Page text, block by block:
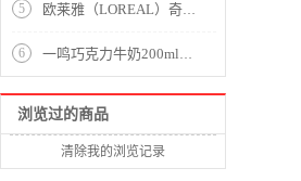
5 欧莱雅（LOREAL）奇焕润发护发精油100ml（小红瓶 针对烫染发质 免洗 强韧 防损伤）（新老包装随机发货）
6 一鸣巧克力牛奶200ml（精选金奖黑巧克力）
浏览过的商品
清除我的浏览记录